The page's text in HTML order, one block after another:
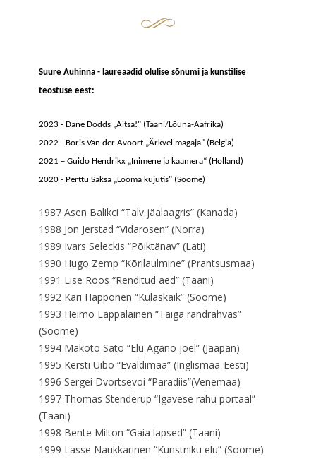
Suure Auhinna - laureaadid olulise sõnumi ja kunstilise
teostuse eest:
2023 - Dane Dodds „Aitsa!" (Taani/Lõuna-Aafrika)
2022 - Boris Van der Avoort „Ärkvel magaja" (Belgia)
2021 – Guido Hendrikx „Inimene ja kaamera“ (Holland)
2020 - Perttu Saksa „Looma kujutis" (Soome)
1987 Asen Balikci “Talv jäälaagris” (Kanada)
1988 Jon Jerstad “Vidarosen” (Norra)
1989 Ivars Seleckis “Põiktänav” (Läti)
1990 Hugo Zemp “Kõrilaulmine” (Prantsusmaa)
1991 Lise Roos “Renditud aed” (Taani)
1992 Kari Happonen “Külaskäik” (Soome)
1993 Heimo Lappalainen “Taiga rändrahvas”
(Soome)
1994 Makoto Sato “Elu Agano jõel” (Jaapan)
1995 Kersti Uibo “Evaldimaa” (Inglismaa-Eesti)
1996 Sergei Dvortsevoi “Paradiis”(Venemaa)
1997 Thomas Stenderup “Igavese rahu portaal”
(Taani)
1998 Bente Milton “Gaia lapsed” (Taani)
1999 Lasse Naukkarinen “Kunstniku elu” (Soome)